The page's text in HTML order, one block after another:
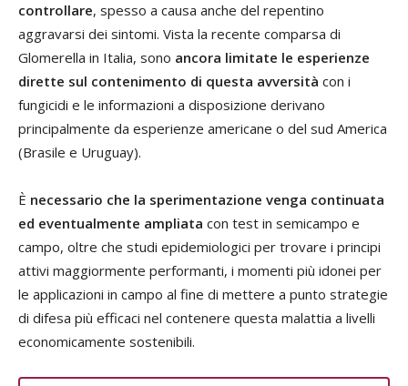
controllare, spesso a causa anche del repentino
aggravarsi dei sintomi. Vista la recente comparsa di
Glomerella in Italia, sono ancora limitate le esperienze
dirette sul contenimento di questa avversità con i
fungicidi e le informazioni a disposizione derivano
principalmente da esperienze americane o del sud America
(Brasile e Uruguay).
È necessario che la sperimentazione venga continuata
ed eventualmente ampliata con test in semicampo e
campo, oltre che studi epidemiologici per trovare i principi
attivi maggiormente performanti, i momenti più idonei per
le applicazioni in campo al fine di mettere a punto strategie
di difesa più efficaci nel contenere questa malattia a livelli
economicamente sostenibili.